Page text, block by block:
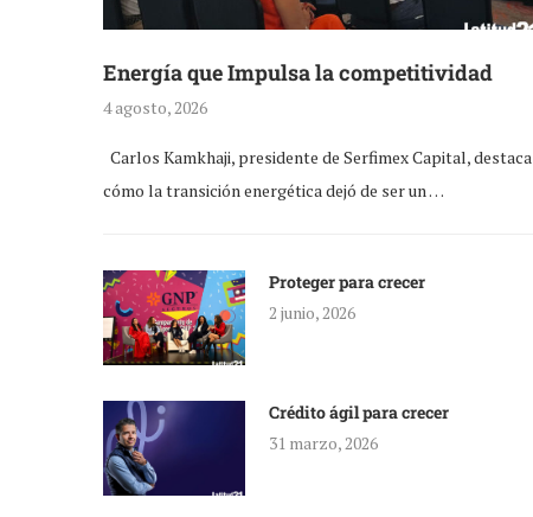
Energía que Impulsa la competitividad
4 agosto, 2026
Carlos Kamkhaji, presidente de Serfimex Capital, destaca
cómo la transición energética dejó de ser un …
Proteger para crecer
2 junio, 2026
Crédito ágil para crecer
31 marzo, 2026